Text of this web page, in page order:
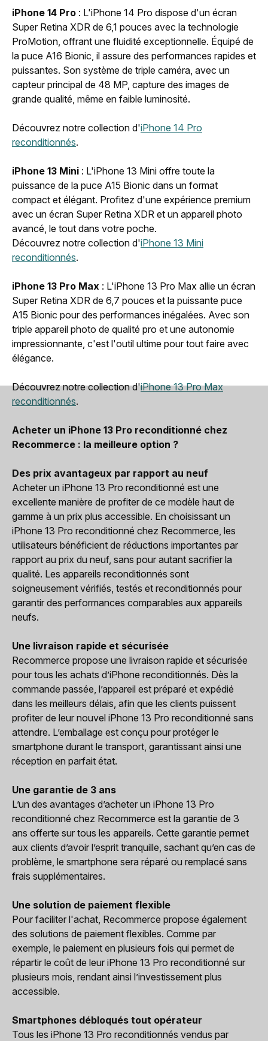
iPhone 14 Pro : L'iPhone 14 Pro dispose d'un écran
Super Retina XDR de 6,1 pouces avec la technologie
ProMotion, offrant une fluidité exceptionnelle. Équipé de
la puce A16 Bionic, il assure des performances rapides et
puissantes. Son système de triple caméra, avec un
capteur principal de 48 MP, capture des images de
grande qualité, même en faible luminosité.
Découvrez notre collection d'iPhone 14 Pro
reconditionnés.
iPhone 13 Mini : L'iPhone 13 Mini offre toute la
puissance de la puce A15 Bionic dans un format
compact et élégant. Profitez d'une expérience premium
avec un écran Super Retina XDR et un appareil photo
avancé, le tout dans votre poche.
Découvrez notre collection d'iPhone 13 Mini
reconditionnés.
iPhone 13 Pro Max : L'iPhone 13 Pro Max allie un écran
Super Retina XDR de 6,7 pouces et la puissante puce
A15 Bionic pour des performances inégalées. Avec son
triple appareil photo de qualité pro et une autonomie
impressionnante, c'est l'outil ultime pour tout faire avec
élégance.
Découvrez notre collection d'iPhone 13 Pro Max
reconditionnés.
Acheter un iPhone 13 Pro reconditionné chez
Recommerce : la meilleure option ?
Des prix avantageux par rapport au neuf
Acheter un iPhone 13 Pro reconditionné est une
excellente manière de profiter de ce modèle haut de
gamme à un prix plus accessible. En choisissant un
iPhone 13 Pro reconditionné chez Recommerce, les
utilisateurs bénéficient de réductions importantes par
rapport au prix du neuf, sans pour autant sacrifier la
qualité. Les appareils reconditionnés sont
soigneusement vérifiés, testés et reconditionnés pour
garantir des performances comparables aux appareils
neufs.
Une livraison rapide et sécurisée
Recommerce propose une livraison rapide et sécurisée
pour tous les achats d’iPhone reconditionnés. Dès la
commande passée, l’appareil est préparé et expédié
dans les meilleurs délais, afin que les clients puissent
profiter de leur nouvel iPhone 13 Pro reconditionné sans
attendre. L’emballage est conçu pour protéger le
smartphone durant le transport, garantissant ainsi une
réception en parfait état.
Une garantie de 3 ans
L’un des avantages d’acheter un iPhone 13 Pro
reconditionné chez Recommerce est la garantie de 3
ans offerte sur tous les appareils. Cette garantie permet
aux clients d’avoir l’esprit tranquille, sachant qu’en cas de
problème, le smartphone sera réparé ou remplacé sans
frais supplémentaires.
Une solution de paiement flexible
Pour faciliter l'achat, Recommerce propose également
des solutions de paiement flexibles. Comme par
exemple, le paiement en plusieurs fois qui permet de
répartir le coût de leur iPhone 13 Pro reconditionné sur
plusieurs mois, rendant ainsi l’investissement plus
accessible.
Smartphones débloqués tout opérateur
Tous les iPhone 13 Pro reconditionnés vendus par